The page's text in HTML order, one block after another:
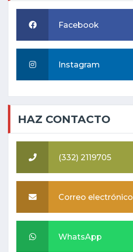
Facebook
Instagram
HAZ CONTACTO
(332) 2119705
Correo electrónico
WhatsApp